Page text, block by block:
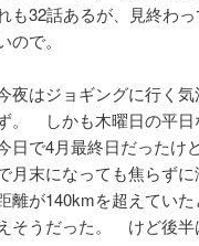
も32話あるが、見終わ
ので。
夜はジョギングに行く
。 しかも木曜日の平日
日で4月最終日だった
月末になっても焦らず
離が140kmを超えてい
そうだった。 けど後半